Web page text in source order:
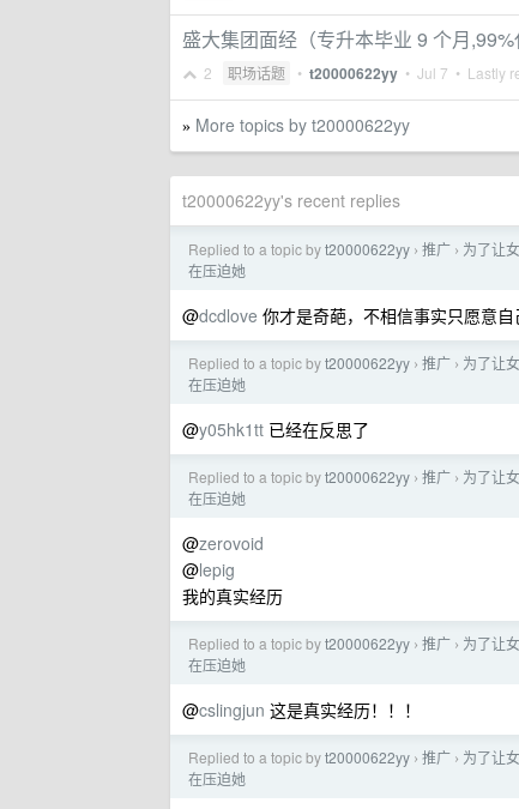
盛大集团面经（专升本毕业 9 个月,99%
2 职场话题 • t20000622yy • Jul 7 • Lastly
» More topics by t20000622yy
t20000622yy's recent replies
Replied to a topic byt20000622yy › 推广 › 为了让
在压迫她
@dcdlove 你才是奇葩，不相信事实只愿意自
Replied to a topic byt20000622yy › 推广 › 为了让
在压迫她
@y05hk1tt 已经在反思了
Replied to a topic byt20000622yy › 推广 › 为了让
在压迫她
@zerovoid
@lepig
我的真实经历
Replied to a topic byt20000622yy › 推广 › 为了让
在压迫她
@cslingjun 这是真实经历！！！
Replied to a topic byt20000622yy › 推广 › 为了让
在压迫她